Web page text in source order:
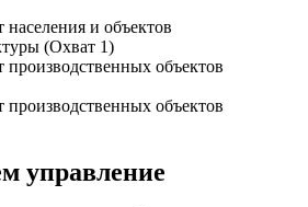
и объектов
(Охват 1)
объектов
объектов
управление